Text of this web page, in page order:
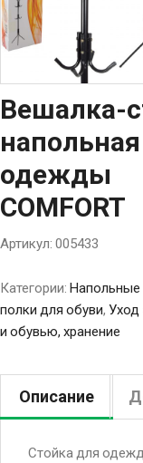
Вешалка-
одежды
COMFORT
Артикул: 005433
Категории: Напольные
полки для обуви, Уход
и обувью, хранение
Описание
Стойка для